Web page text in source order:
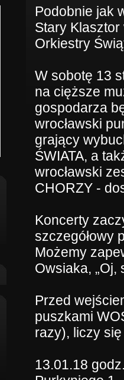
Podobnie jak
Stary Klasztor
Orkiestry
W sobotę 13
na cięższe
gospodarza
wrocławski
grający
ŚWIATA, a
wrocławski
CHORZY -
Koncerty
szczegółowy
Możemy
Owsiaka, „Oj,
Przed
puszkami
razy), liczy
13.01.18